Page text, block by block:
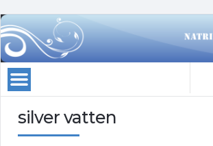
silver vatten